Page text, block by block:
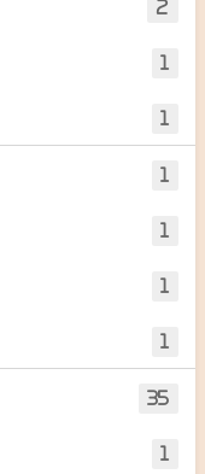
2
1
1
1
1
1
1
35
1